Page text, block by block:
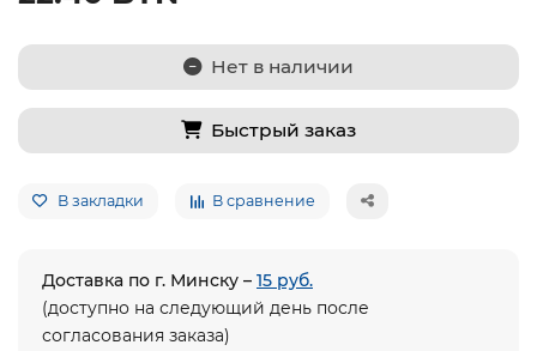
Нет в наличии
Быстрый заказ
В закладки В сравнение
Доставка по г. Минску – 15 руб.
(доступно на следующий день после
согласования заказа)